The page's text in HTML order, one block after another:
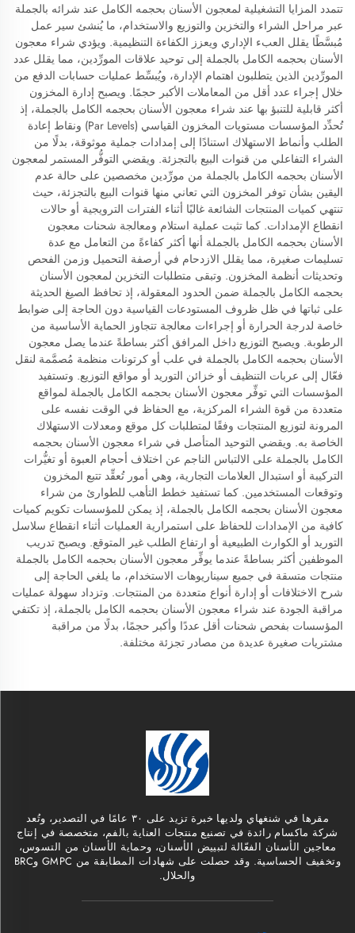
تتمدد المزايا التشغيلية لمعجون الأسنان بحجمه الكامل عند شرائه بالجملة
عبر مراحل الشراء والتخزين والتوزيع والاستخدام، ما يُنشئ سير عمل
مُبسَّطًا يقلل العبء الإداري ويعزز الكفاءة التنظيمية. ويؤدي شراء معجون
الأسنان بحجمه الكامل بالجملة إلى توحيد علاقات المورِّدين، مما يقلل عدد
المورِّدين الذين يتطلبون اهتمام الإدارة، ويُبسِّط عمليات حسابات الدفع من
خلال إجراء عدد أقل من المعاملات الأكبر حجمًا. ويصبح إدارة المخزون
أكثر قابلية للتنبؤ بها عند شراء معجون الأسنان بحجمه الكامل بالجملة، إذ
تُحدِّد المؤسسات مستويات المخزون القياسي (Par Levels) ونقاط إعادة
الطلب وأنماط الاستهلاك استنادًا إلى إمدادات جملية موثوقة، بدلًا من
الشراء التفاعلي من قنوات البيع بالتجزئة. ويقضي التوفُّر المستمر لمعجون
الأسنان بحجمه الكامل بالجملة من مورِّدين مخصصين على حالة عدم
اليقين بشأن توفر المخزون التي تعاني منها قنوات البيع بالتجزئة، حيث
تنتهي كميات المنتجات الشائعة غالبًا أثناء الفترات الترويجية أو حالات
انقطاع الإمدادات. كما تثبت عملية استلام ومعالجة شحنات معجون
الأسنان بحجمه الكامل بالجملة أنها أكثر كفاءةً من التعامل مع عدة
تسليمات صغيرة، مما يقلل الازدحام في أرصفة التحميل وزمن الفحص
وتحديثات أنظمة المخزون. وتبقى متطلبات التخزين لمعجون الأسنان
بحجمه الكامل بالجملة ضمن الحدود المعقولة، إذ تحافظ الصيغ الحديثة
على ثباتها في ظل ظروف المستودعات القياسية دون الحاجة إلى ضوابط
خاصة لدرجة الحرارة أو إجراءات معالجة تتجاوز الحماية الأساسية من
الرطوبة. ويصبح التوزيع داخل المرافق أكثر بساطةً عندما يصل معجون
الأسنان بحجمه الكامل بالجملة في علب أو كرتونات منظمة مُصمَّمة لنقل
فعّال إلى عربات التنظيف أو خزائن التوريد أو مواقع التوزيع. وتستفيد
المؤسسات التي توفِّر معجون الأسنان بحجمه الكامل بالجملة لمواقع
متعددة من قوة الشراء المركزية، مع الحفاظ في الوقت نفسه على
المرونة لتوزيع المنتجات وفقًا لمتطلبات كل موقع ومعدلات الاستهلاك
الخاصة به. ويقضي التوحيد المتأصل في شراء معجون الأسنان بحجمه
الكامل بالجملة على الالتباس الناجم عن اختلاف أحجام العبوة أو تغيُّرات
التركيبة أو استبدال العلامات التجارية، وهي أمور تُعقِّد تتبع المخزون
وتوقعات المستخدمين. كما تستفيد خطط التأهب للطوارئ من شراء
معجون الأسنان بحجمه الكامل بالجملة، إذ يمكن للمؤسسات تكويم كميات
كافية من الإمدادات للحفاظ على استمرارية العمليات أثناء انقطاع سلاسل
التوريد أو الكوارث الطبيعية أو ارتفاع الطلب غير المتوقع. ويصبح تدريب
الموظفين أكثر بساطةً عندما يوفِّر معجون الأسنان بحجمه الكامل بالجملة
منتجات متسقة في جميع سيناريوهات الاستخدام، ما يلغي الحاجة إلى
شرح الاختلافات أو إدارة أنواع متعددة من المنتجات. وتزداد سهولة عمليات
مراقبة الجودة عند شراء معجون الأسنان بحجمه الكامل بالجملة، إذ تكتفي
المؤسسات بفحص شحنات أقل عددًا وأكبر حجمًا، بدلًا من مراقبة
مشتريات صغيرة عديدة من مصادر تجزئة مختلفة.
مقرها في شنغهاي ولديها خبرة تزيد على ٣٠ عامًا في التصدير، وتُعد
شركة ماكسام رائدة في تصنيع منتجات العناية بالفم، متخصصة في إنتاج
معاجين الأسنان الفعّالة لتبييض الأسنان، وحماية الأسنان من التسوس،
وتخفيف الحساسية. وقد حصلت على شهادات المطابقة من GMPC وBRC
والحلال.